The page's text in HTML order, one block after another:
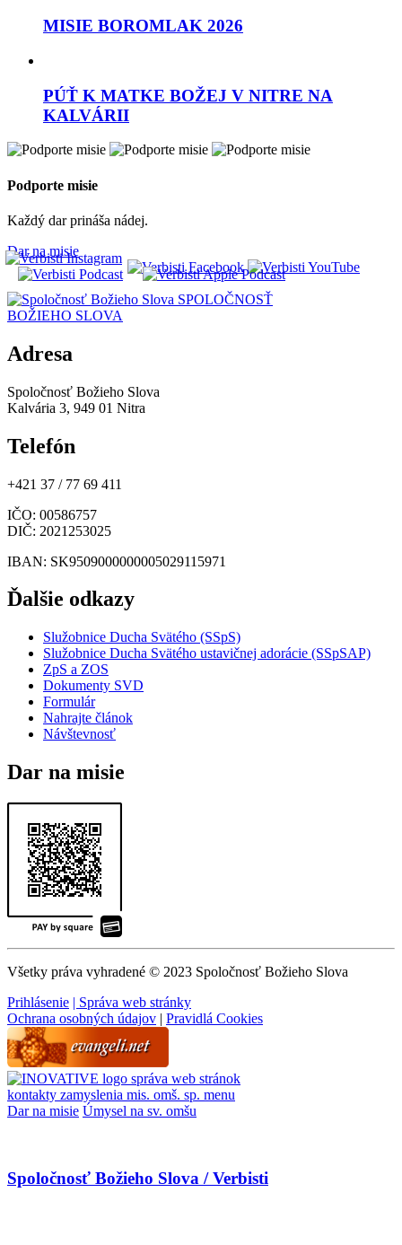
MISIE BOROMLAK 2026
PÚŤ K MATKE BOŽEJ V NITRE NA
KALVÁRII
Podporte misie
Každý dar prináša nádej.
Dar na misie
SPOLOČNOSŤ
BOŽIEHO SLOVA
Adresa
Spoločnosť Božieho Slova
Kalvária 3, 949 01 Nitra
Telefón
+421 37 / 77 69 411
IČO: 00586757
DIČ: 2021253025
IBAN: SK9509000000005029115971
Ďalšie odkazy
Služobnice Ducha Svätého (SSpS)
Služobnice Ducha Svätého ustavičnej adorácie (SSpSAP)
ZpS a ZOS
Dokumenty SVD
Formulár
Nahrajte článok
Návštevnosť
Dar na misie
Všetky práva vyhradené © 2023 Spoločnosť Božieho Slova
Prihlásenie | Správa web stránky
Ochrana osobných údajov | Pravidlá Cookies
správa web stránok
kontakty zamyslenia mis. omš. sp. menu
Dar na misie Úmysel na sv. omšu
Spoločnosť Božieho Slova / Verbisti